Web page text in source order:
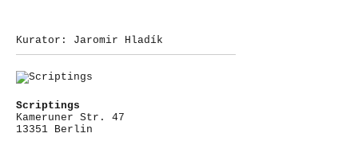
Kurator: Jaromir Hladík
Scriptings
Kameruner Str. 47
13351 Berlin